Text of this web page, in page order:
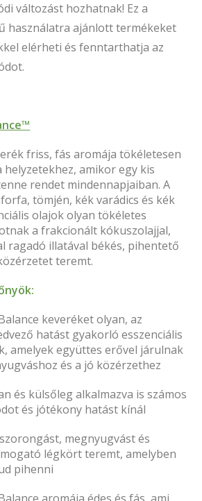
változást hozhatnak! Ez a
használatra ajánlott termékeket
elérheti és fenntarthatja az
friss, fás aromája tökéletesen
helyzetekhez, amikor egy kis
rendet mindennapjaiban. A
tömjén, kék varádics és kék
olajok olyan tökéletes
a frakcionált kókuszolajjal,
ragadó illatával békés, pihentető
teremt.
keveréket olyan, az
hatást gyakorló esszenciális
amelyek együttes erővel járulnak
és a jó közérzethez
és külsőleg alkalmazva is számos
és jótékony hatást kínál
megnyugvást és
légkört teremt, amelyben
pihenni